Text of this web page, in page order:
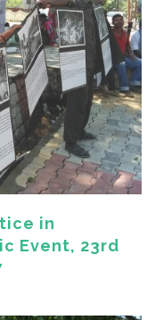
in
Event, 23rd